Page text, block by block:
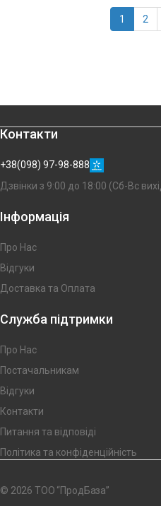
1 2
Контакти
+38(098) 97-98-888
Дзвінки з 9:00 до 18:00 (Сб-Вс
Інформація
Про Нас
Відгуки
Доставка та Оплата
Служба підтримки
Про Нас
Постачальникам
Відгуки
Контакти
Питання та відповіді
Політика та конфіденційність
© 2026 ТОО “ПродБаза”